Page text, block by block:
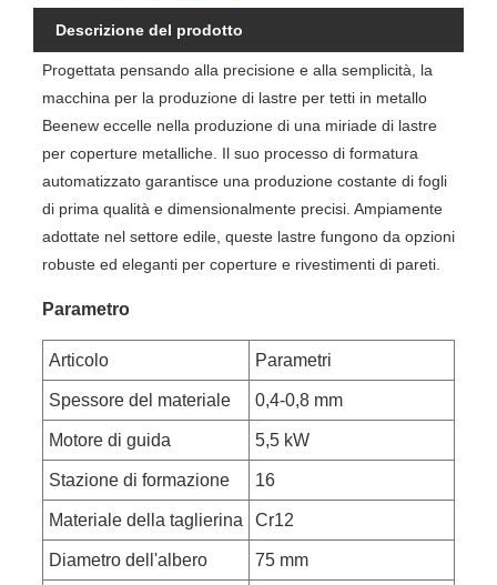
Descrizione del prodotto
Progettata pensando alla precisione e alla semplicità, la
macchina per la produzione di lastre per tetti in metallo
Beenew eccelle nella produzione di una miriade di lastre
per coperture metalliche. Il suo processo di formatura
automatizzato garantisce una produzione costante di fogli
di prima qualità e dimensionalmente precisi. Ampiamente
adottate nel settore edile, queste lastre fungono da opzioni
robuste ed eleganti per coperture e rivestimenti di pareti.
Parametro
Articolo Parametri
Spessore del materiale 0,4-0,8 mm
Motore di guida 5,5 kW
Stazione di formazione 16
Materiale della taglierina Cr12
Diametro dell'albero 75 mm